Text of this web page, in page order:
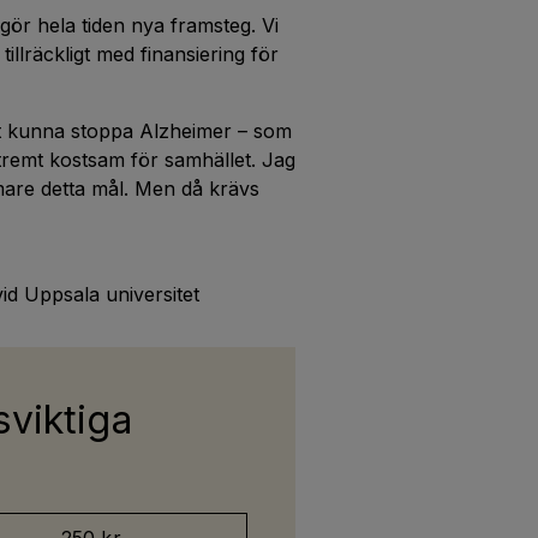
hela tiden nya framsteg. Vi
med finansiering för
stoppa Alzheimer – som
kostsam för samhället. Jag
detta mål. Men då krävs
Uppsala universitet